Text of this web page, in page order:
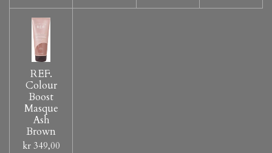
REF.
Colour
Boost
Masque
Ash
Brown
kr 349,00